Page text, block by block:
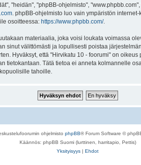
"heidän", "phpBB-ohjelmisto",
. phpBB-ohjelmisto luo vain ympäristön
osoitteessa: https://www.phpbb.com/.
materiaalia, joka voisi loukata voimassa
sinut välittömästi ja lopullisesti poistaa
Hyväksyt, että "Hirvikatu 10 - foorumi" on
tietokantaan. Tätä tietoa ei anneta kolmannelle
tahoille.
ohjelmisto phpBB® Forum Software ©
Käännös: phpBB Suomi (lurttinen, harritapio, Pettis)
Yksityisyys | Ehdot